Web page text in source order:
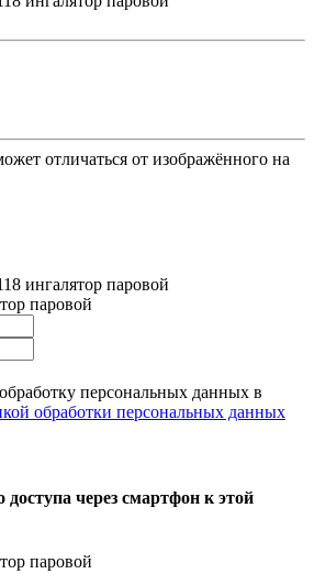
отличаться от изображённого на
паровой
персональных данных в
обработки персональных данных
через смартфон к этой
паровой